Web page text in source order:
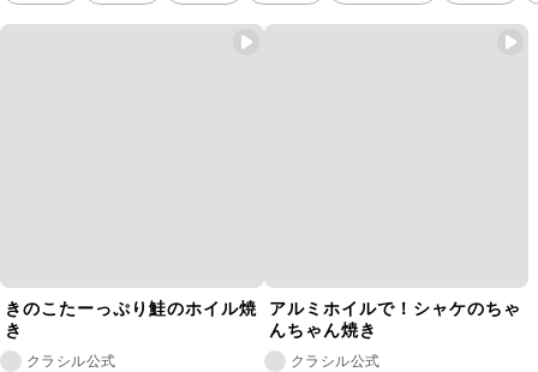
きのこたーっぷり鮭のホイル焼
き
クラシル公式
アルミホイルで！シャケのちゃ
んちゃん焼き
クラシル公式